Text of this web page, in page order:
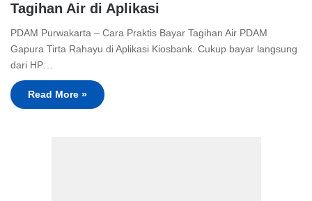
Tagihan Air di Aplikasi
PDAM Purwakarta – Cara Praktis Bayar Tagihan Air PDAM
Gapura Tirta Rahayu di Aplikasi Kiosbank. Cukup bayar langsung
dari HP…
Read More »